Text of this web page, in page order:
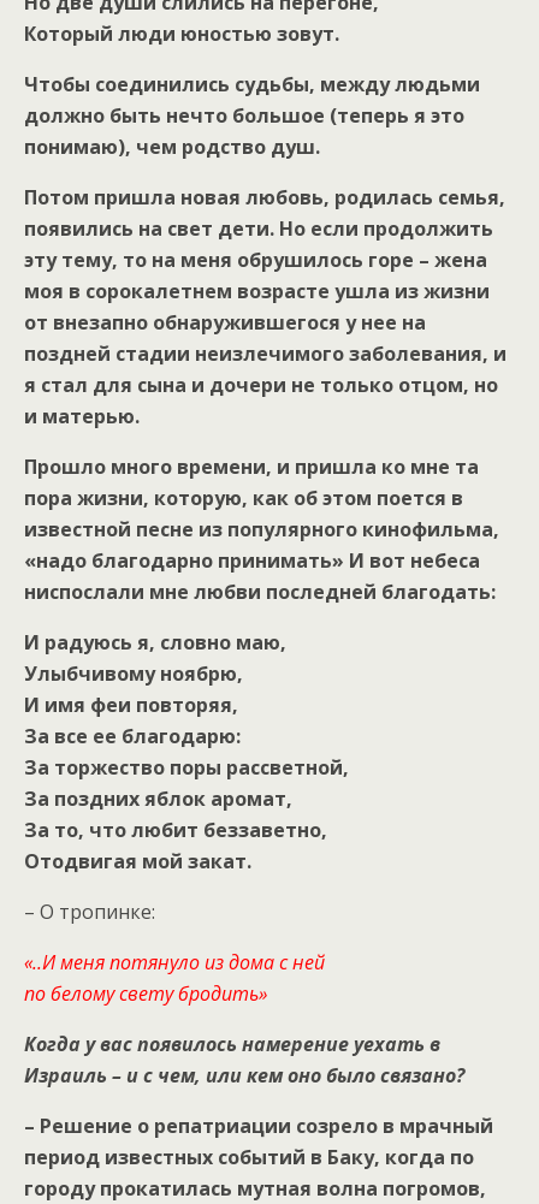
Который люди юностью зовут.
Чтобы соединились судьбы, между людьми
должно быть нечто большое (теперь я это
понимаю), чем родство душ.
Потом пришла новая любовь, родилась семья,
появились на свет дети. Но если продолжить
эту тему, то на меня обрушилось горе – жена
моя в сорокалетнем возрасте ушла из жизни
от внезапно обнаружившегося у нее на
поздней стадии неизлечимого заболевания, и
я стал для сына и дочери не только отцом, но
и матерью.
Прошло много времени, и пришла ко мне та
пора жизни, которую, как об этом поется в
известной песне из популярного кинофильма,
«надо благодарно принимать» И вот небеса
ниспослали мне любви последней благодать:
И радуюсь я, словно маю,
Улыбчивому ноябрю,
И имя феи повторяя,
За все ее благодарю:
За торжество поры рассветной,
За поздних яблок аромат,
За то, что любит беззаветно,
Отодвигая мой закат.
– О тропинке:
«..И меня потянуло из дома с ней
по белому свету бродить»
Когда у вас появилось намерение уехать в
Израиль – и с чем, или кем оно было связано?
– Решение о репатриации созрело в мрачный
период известных событий в Баку, когда по
городу прокатилась мутная волна погромов,